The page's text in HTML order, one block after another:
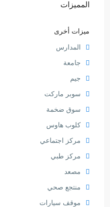
المميزات
ميزات أخرى
المدارس
جامعة
جيم
سوبر ماركت
سوق ضخمة
كلوب هاوس
مركز اجتماعي
مركز طبي
مصعد
منتجع صحي
موقف سيارات